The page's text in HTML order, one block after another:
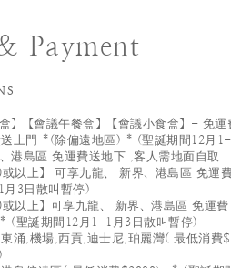
Payment
盒】【會議午餐盒】【會議小食盒】- 免
上門 *(除偏遠地區) * (聖誕期間12月
港島區 免運費送地下 ,客人需地面自取
或以上】 可享九龍、 新界、港島區 免運
3日散叫暫停)
或以上】可享九龍、 新界、港島區 免運
(聖誕期間12月1-1月3日散叫暫停)
涌,機場,西貢,迪士尼,珀麗灣( 最低消費